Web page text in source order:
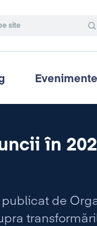
Evenimente
în
de